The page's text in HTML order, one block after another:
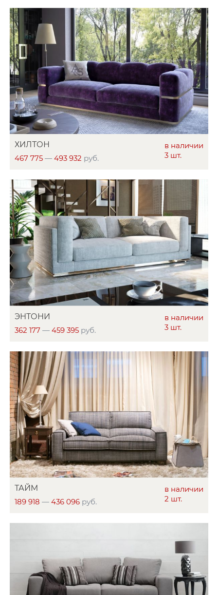
в наличии
3 шт.
ХИЛТОН
467 775 — 493 932 руб.
в наличии
3 шт.
ЭНТОНИ
362 177 — 459 395 руб.
в наличии
2 шт.
ТАЙМ
189 918 — 436 096 руб.